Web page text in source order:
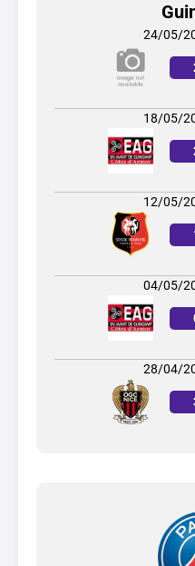
24/05/
18/05/
12/05/
04/05/
28/04/